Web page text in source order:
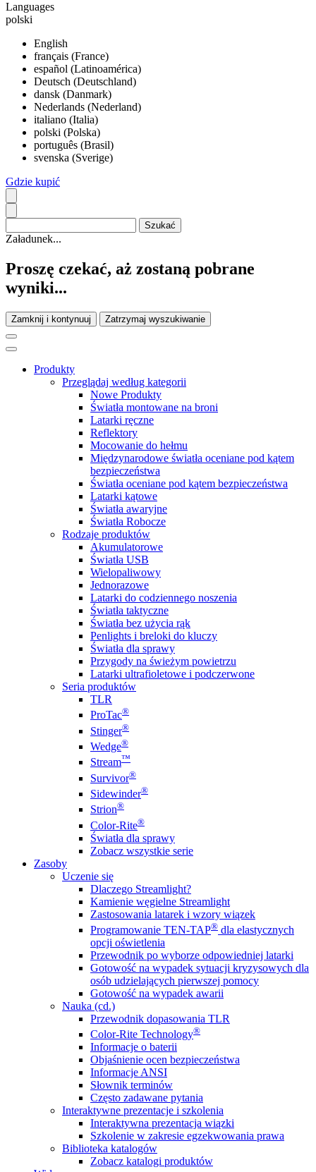
Languages
polski
English
français (France)
español (Latinoamérica)
Deutsch (Deutschland)
dansk (Danmark)
Nederlands (Nederland)
italiano (Italia)
polski (Polska)
português (Brasil)
svenska (Sverige)
Gdzie kupić
Załadunek...
Proszę czekać, aż zostaną pobrane
wyniki...
Zamknij i kontynuuj Zatrzymaj wyszukiwanie
Produkty
Przeglądaj według kategorii
Nowe Produkty
Światła montowane na broni
Latarki ręczne
Reflektory
Mocowanie do hełmu
Międzynarodowe światła oceniane pod kątem
bezpieczeństwa
Światła oceniane pod kątem bezpieczeństwa
Latarki kątowe
Światła awaryjne
Światła Robocze
Rodzaje produktów
Akumulatorowe
Światła USB
Wielopaliwowy
Jednorazowe
Latarki do codziennego noszenia
Światła taktyczne
Światła bez użycia rąk
Penlights i breloki do kluczy
Światła dla sprawy
Przygody na świeżym powietrzu
Latarki ultrafioletowe i podczerwone
Seria produktów
TLR
ProTac®
Stinger®
Wedge®
Stream™
Survivor®
Sidewinder®
Strion®
Color-Rite®
Światła dla sprawy
Zobacz wszystkie serie
Zasoby
Uczenie się
Dlaczego Streamlight?
Kamienie węgielne Streamlight
Zastosowania latarek i wzory wiązek
Programowanie TEN-TAP® dla elastycznych
opcji oświetlenia
Przewodnik po wyborze odpowiedniej latarki
Gotowość na wypadek sytuacji kryzysowych dla
osób udzielających pierwszej pomocy
Gotowość na wypadek awarii
Nauka (cd.)
Przewodnik dopasowania TLR
Color-Rite Technology®
Informacje o baterii
Objaśnienie ocen bezpieczeństwa
Informacje ANSI
Słownik terminów
Często zadawane pytania
Interaktywne prezentacje i szkolenia
Interaktywna prezentacja wiązki
Szkolenie w zakresie egzekwowania prawa
Biblioteka katalogów
Zobacz katalogi produktów